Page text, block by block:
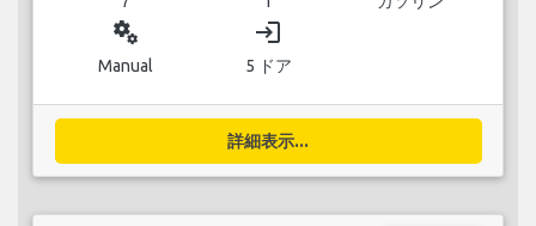
miscellaneous_services
Manual
login
5 ドア
詳細表示...